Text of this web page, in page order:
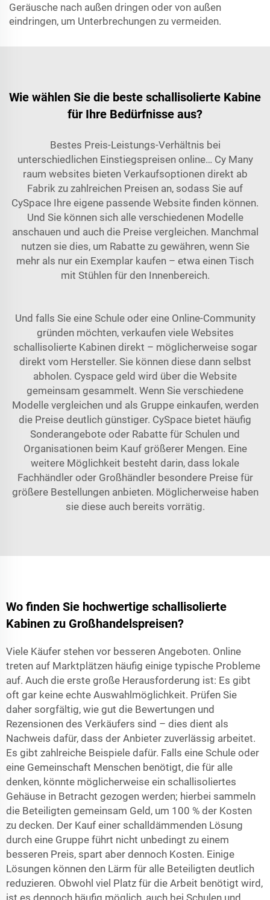
Geräusche nach außen dringen oder von außen
eindringen, um Unterbrechungen zu vermeiden.
Wie wählen Sie die beste schallisolierte Kabine
für Ihre Bedürfnisse aus?
Bestes Preis-Leistungs-Verhältnis bei
unterschiedlichen Einstiegspreisen online… Cy Many
raum websites bieten Verkaufsoptionen direkt ab
Fabrik zu zahlreichen Preisen an, sodass Sie auf
CySpace Ihre eigene passende Website finden können.
Und Sie können sich alle verschiedenen Modelle
anschauen und auch die Preise vergleichen. Manchmal
nutzen sie dies, um Rabatte zu gewähren, wenn Sie
mehr als nur ein Exemplar kaufen – etwa einen Tisch
mit Stühlen für den Innenbereich.
Und falls Sie eine Schule oder eine Online-Community
gründen möchten, verkaufen viele Websites
schallisolierte Kabinen direkt – möglicherweise sogar
direkt vom Hersteller. Sie können diese dann selbst
abholen. Cyspace geld wird über die Website
gemeinsam gesammelt. Wenn Sie verschiedene
Modelle vergleichen und als Gruppe einkaufen, werden
die Preise deutlich günstiger. CySpace bietet häufig
Sonderangebote oder Rabatte für Schulen und
Organisationen beim Kauf größerer Mengen. Eine
weitere Möglichkeit besteht darin, dass lokale
Fachhändler oder Großhändler besondere Preise für
größere Bestellungen anbieten. Möglicherweise haben
sie diese auch bereits vorrätig.
Wo finden Sie hochwertige schallisolierte
Kabinen zu Großhandelspreisen?
Viele Käufer stehen vor besseren Angeboten. Online
treten auf Marktplätzen häufig einige typische Probleme
auf. Auch die erste große Herausforderung ist: Es gibt
oft gar keine echte Auswahlmöglichkeit. Prüfen Sie
daher sorgfältig, wie gut die Bewertungen und
Rezensionen des Verkäufers sind – dies dient als
Nachweis dafür, dass der Anbieter zuverlässig arbeitet.
Es gibt zahlreiche Beispiele dafür. Falls eine Schule oder
eine Gemeinschaft Menschen benötigt, die für alle
denken, könnte möglicherweise ein schallisoliertes
Gehäuse in Betracht gezogen werden; hierbei sammeln
die Beteiligten gemeinsam Geld, um 100 % der Kosten
zu decken. Der Kauf einer schalldämmenden Lösung
durch eine Gruppe führt nicht unbedingt zu einem
besseren Preis, spart aber dennoch Kosten. Einige
Lösungen können den Lärm für alle Beteiligten deutlich
reduzieren. Obwohl viel Platz für die Arbeit benötigt wird,
ist es dennoch häufig möglich, auch bei Schulen und